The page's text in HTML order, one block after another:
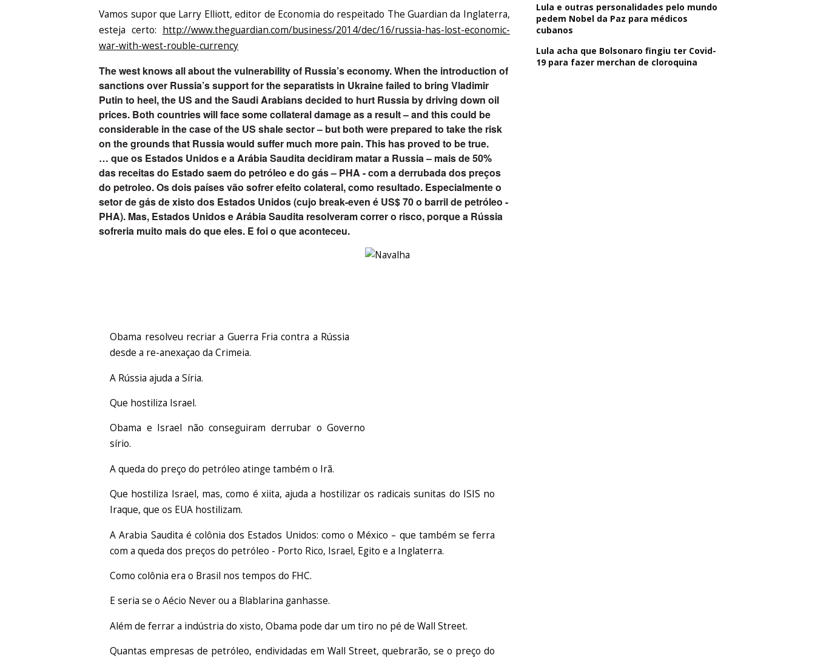
Vamos supor que Larry Elliott, editor de Economia do respeitado The Guardian da Inglaterra,
esteja certo: http://www.theguardian.com/business/2014/dec/16/russia-has-lost-economic-
war-with-west-rouble-currency
The west knows all about the vulnerability of Russia’s economy. When the introduction of
sanctions over Russia’s support for the separatists in Ukraine failed to bring Vladimir
Putin to heel, the US and the Saudi Arabians decided to hurt Russia by driving down oil
prices. Both countries will face some collateral damage as a result – and this could be
considerable in the case of the US shale sector – but both were prepared to take the risk
on the grounds that Russia would suffer much more pain. This has proved to be true.
… que os Estados Unidos e a Arábia Saudita decidiram matar a Russia – mais de 50%
das receitas do Estado saem do petróleo e do gás – PHA - com a derrubada dos preços
do petroleo. Os dois países vão sofrer efeito colateral, como resultado. Especialmente o
setor de gás de xisto dos Estados Unidos (cujo break-even é US$ 70 o barril de petróleo -
PHA). Mas, Estados Unidos e Arábia Saudita resolveram correr o risco, porque a Rússia
sofreria muito mais do que eles. E foi o que aconteceu.
Obama resolveu recriar a Guerra Fria contra a Rússia
desde a re-anexaçao da Crimeia.
A Rússia ajuda a Síria.
Que hostiliza Israel.
Obama e Israel não conseguiram derrubar o Governo
sírio.
A queda do preço do petróleo atinge também o Irã.
Que hostiliza Israel, mas, como é xiita, ajuda a hostilizar os radicais sunitas do ISIS no
Iraque, que os EUA hostilizam.
A Arabia Saudita é colônia dos Estados Unidos: como o México – que também se ferra
com a queda dos preços do petróleo - Porto Rico, Israel, Egito e a Inglaterra.
Como colônia era o Brasil nos tempos do FHC.
E seria se o Aécio Never ou a Blablarina ganhasse.
Além de ferrar a indústria do xisto, Obama pode dar um tiro no pé de Wall Street.
Quantas empresas de petróleo, endividadas em Wall Street, quebrarão, se o preço do
Lula e outras personalidades pelo mundo
pedem Nobel da Paz para médicos
cubanos
Lula acha que Bolsonaro fingiu ter Covid-
19 para fazer merchan de cloroquina